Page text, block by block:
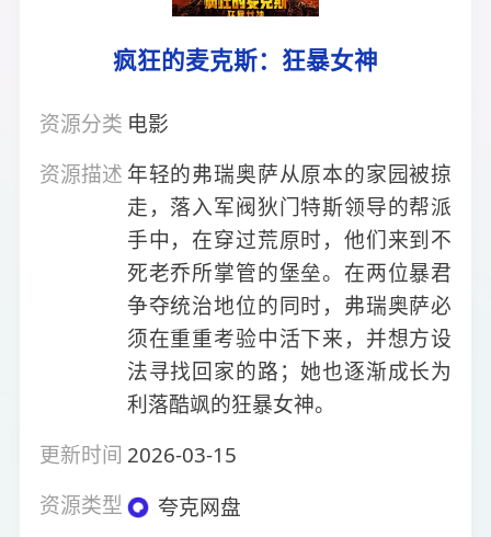
疯狂的麦克斯：狂暴女神
资源分类 电影
资源描述 年轻的弗瑞奥萨从原本的家园被掠
走，落入军阀狄门特斯领导的帮派
手中，在穿过荒原时，他们来到不
死老乔所掌管的堡垒。在两位暴君
争夺统治地位的同时，弗瑞奥萨必
须在重重考验中活下来，并想方设
法寻找回家的路；她也逐渐成长为
利落酷飒的狂暴女神。
更新时间 2026-03-15
资源类型
夸克网盘